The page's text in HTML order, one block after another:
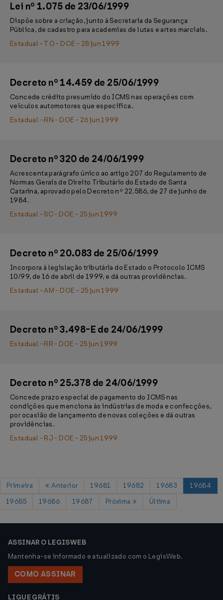
Lei nº 1.075 de 23/06/1999
Dispõe sobre a criação, junto à Secretaria da Segurança
Pública, de cadastro para academias de lutas e artes marciais.
Estadual - TO - DOE - 28 jun 1999
Decreto nº 14.459 de 25/06/1999
Concede crédito presumido do ICMS nas operações com
veículos automotores que especifica.
Estadual - RN - DOE - 26 jun 1999
Decreto nº 320 de 24/06/1999
Acrescenta parágrafo único ao artigo 207 do Regulamento de
Normas Gerais de Direito Tributário do Estado de Santa
Catarina, aprovado pelo Decreto nº 22.586, de 27 de junho de
1984.
Estadual - SC - DOE - 25 jun 1999
Decreto nº 20.083 de 25/06/1999
Incorpora à legislação tributária do Estado o Protocolo ICMS
10/99, de 16 de abril de 1999, e dá outras providências.
Estadual - AM - DOE - 25 jun 1999
Decreto nº 3.498-E de 24/06/1999
Estadual - RR - DOE - 25 jun 1999
Decreto nº 25.378 de 24/06/1999
Concede prazo especial de pagamento do ICMS nas
condições que menciona às indústrias de moda e confecções,
por ocasião de lançamento de novas coleções e dá outras
providências.
Estadual - RJ - DOE - 25 jun 1999
Primeira Anterior 19681 19682 19683
19684
19685
19686 19687 Próxima Última
ASSINAR O LEGISWEB
Mantenha-se informado e atualizado com o LegisWeb.
COMO ASSINAR
LIGUE GRÁTIS